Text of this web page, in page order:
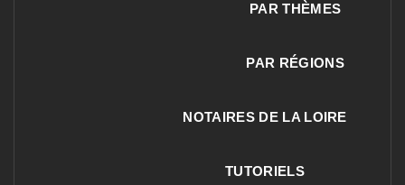
PAR THÈMES
PAR RÉGIONS
NOTAIRES DE LA LOIRE
TUTORIELS